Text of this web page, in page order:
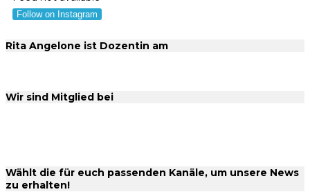
Follow on Instagram
Rita Angelone ist Dozentin am
Wir sind Mitglied bei
Wählt die für euch passenden Kanäle, um unsere News
zu erhalten!